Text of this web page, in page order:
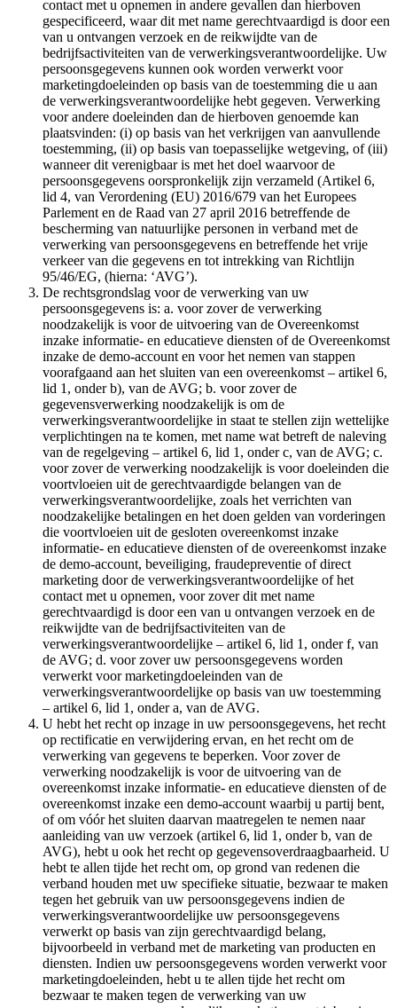
contact met u opnemen in andere gevallen dan hierboven
gespecificeerd, waar dit met name gerechtvaardigd is door een
van u ontvangen verzoek en de reikwijdte van de
bedrijfsactiviteiten van de verwerkingsverantwoordelijke. Uw
persoonsgegevens kunnen ook worden verwerkt voor
marketingdoeleinden op basis van de toestemming die u aan
de verwerkingsverantwoordelijke hebt gegeven. Verwerking
voor andere doeleinden dan de hierboven genoemde kan
plaatsvinden: (i) op basis van het verkrijgen van aanvullende
toestemming, (ii) op basis van toepasselijke wetgeving, of (iii)
wanneer dit verenigbaar is met het doel waarvoor de
persoonsgegevens oorspronkelijk zijn verzameld (Artikel 6,
lid 4, van Verordening (EU) 2016/679 van het Europees
Parlement en de Raad van 27 april 2016 betreffende de
bescherming van natuurlijke personen in verband met de
verwerking van persoonsgegevens en betreffende het vrije
verkeer van die gegevens en tot intrekking van Richtlijn
95/46/EG, (hierna: ‘AVG’).
De rechtsgrondslag voor de verwerking van uw
persoonsgegevens is: a. voor zover de verwerking
noodzakelijk is voor de uitvoering van de Overeenkomst
inzake informatie- en educatieve diensten of de Overeenkomst
inzake de demo-account en voor het nemen van stappen
voorafgaand aan het sluiten van een overeenkomst – artikel 6,
lid 1, onder b), van de AVG; b. voor zover de
gegevensverwerking noodzakelijk is om de
verwerkingsverantwoordelijke in staat te stellen zijn wettelijke
verplichtingen na te komen, met name wat betreft de naleving
van de regelgeving – artikel 6, lid 1, onder c, van de AVG; c.
voor zover de verwerking noodzakelijk is voor doeleinden die
voortvloeien uit de gerechtvaardigde belangen van de
verwerkingsverantwoordelijke, zoals het verrichten van
noodzakelijke betalingen en het doen gelden van vorderingen
die voortvloeien uit de gesloten overeenkomst inzake
informatie- en educatieve diensten of de overeenkomst inzake
de demo-account, beveiliging, fraudepreventie of direct
marketing door de verwerkingsverantwoordelijke of het
contact met u opnemen, voor zover dit met name
gerechtvaardigd is door een van u ontvangen verzoek en de
reikwijdte van de bedrijfsactiviteiten van de
verwerkingsverantwoordelijke – artikel 6, lid 1, onder f, van
de AVG; d. voor zover uw persoonsgegevens worden
verwerkt voor marketingdoeleinden van de
verwerkingsverantwoordelijke op basis van uw toestemming
– artikel 6, lid 1, onder a, van de AVG.
U hebt het recht op inzage in uw persoonsgegevens, het recht
op rectificatie en verwijdering ervan, en het recht om de
verwerking van gegevens te beperken. Voor zover de
verwerking noodzakelijk is voor de uitvoering van de
overeenkomst inzake informatie- en educatieve diensten of de
overeenkomst inzake een demo-account waarbij u partij bent,
of om vóór het sluiten daarvan maatregelen te nemen naar
aanleiding van uw verzoek (artikel 6, lid 1, onder b, van de
AVG), hebt u ook het recht op gegevensoverdraagbaarheid. U
hebt te allen tijde het recht om, op grond van redenen die
verband houden met uw specifieke situatie, bezwaar te maken
tegen het gebruik van uw persoonsgegevens indien de
verwerkingsverantwoordelijke uw persoonsgegevens
verwerkt op basis van zijn gerechtvaardigd belang,
bijvoorbeeld in verband met de marketing van producten en
diensten. Indien uw persoonsgegevens worden verwerkt voor
marketingdoeleinden, hebt u te allen tijde het recht om
bezwaar te maken tegen de verwerking van uw